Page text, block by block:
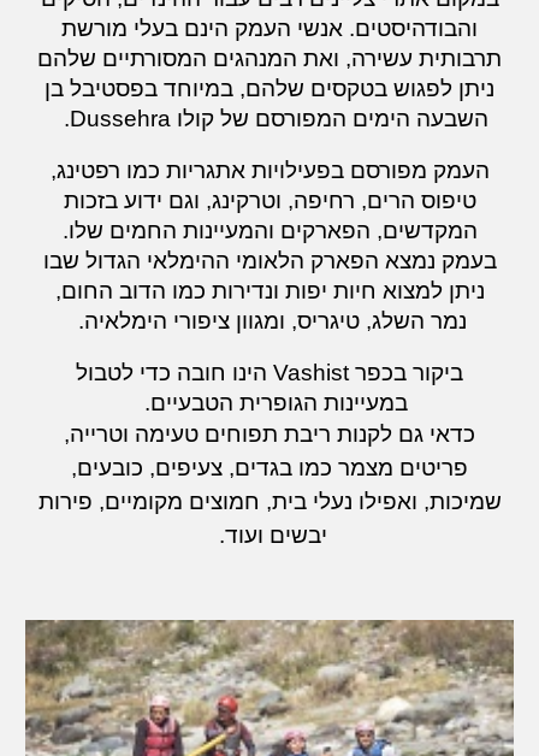
והבודהיסטים. אנשי העמק הינם בעלי מורשת
תרבותית עשירה, ואת המנהגים המסורתיים שלהם
ניתן לפגוש בטקסים שלהם, במיוחד בפסטיבל בן
השבעה הימים המפורסם של קולו Dussehra.
העמק מפורסם בפעילויות אתגריות כמו רפטינג,
טיפוס הרים, רחיפה, וטרקינג, וגם ידוע בזכות
המקדשים, הפארקים והמעיינות החמים שלו.
בעמק נמצא הפארק הלאומי ההימלאי הגדול שבו
ניתן למצוא חיות יפות ונדירות כמו הדוב החום,
נמר השלג, טיגריס, ומגוון ציפורי הימלאיה.
ביקור בכפר Vashist הינו חובה כדי לטבול
במעיינות הגופרית הטבעיים.
כדאי גם לקנות ריבת תפוחים טעימה וטרייה,
פריטים מצמר כמו בגדים, צעיפים, כובעים,
שמיכות, ואפילו נעלי בית, חמוצים מקומיים, פירות
יבשים ועוד.